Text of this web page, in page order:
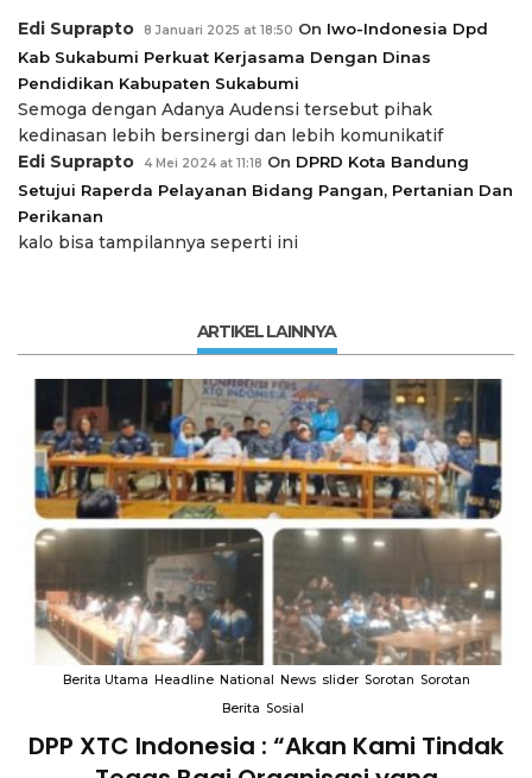
Edi Suprapto 8 Januari 2025 at 18:50 On Iwo-Indonesia Dpd
Kab Sukabumi Perkuat Kerjasama Dengan Dinas
Pendidikan Kabupaten Sukabumi
Semoga dengan Adanya Audensi tersebut pihak
kedinasan lebih bersinergi dan lebih komunikatif
Edi Suprapto
4 Mei 2024 at 11:18 On DPRD Kota Bandung
Setujui Raperda Pelayanan Bidang Pangan, Pertanian Dan
Perikanan
kalo bisa tampilannya seperti ini
ARTIKEL LAINNYA
Berita Utama Headline National News slider Sorotan Sorotan
Berita Sosial
DPP XTC Indonesia : “Akan Kami Tindak